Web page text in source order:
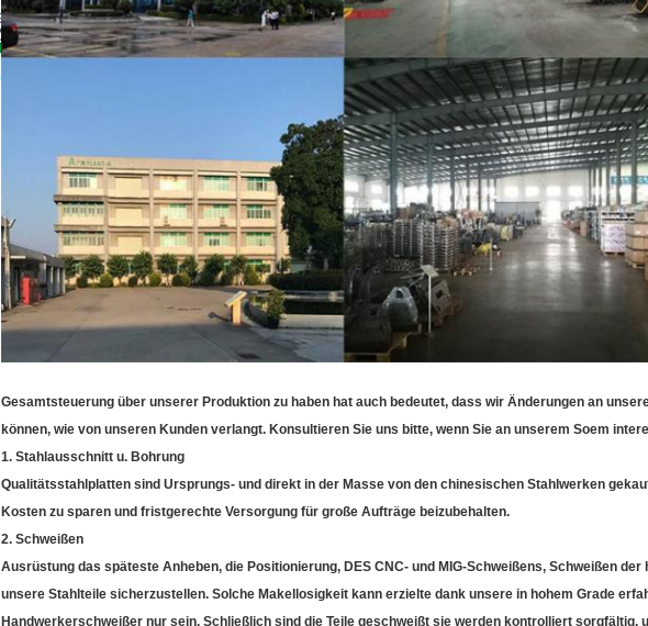
Gesamtsteuerung über unserer Produktion zu haben hat auch bedeutet, dass wir Änderungen an
können, wie von unseren Kunden verlangt. Konsultieren Sie uns bitte, wenn Sie an unserem Soem
1. Stahlausschnitt u. Bohrung
Qualitätsstahlplatten sind Ursprungs- und direkt in der Masse von den chinesischen Stahlwerken
Kosten zu sparen und fristgerechte Versorgung für große Aufträge beizubehalten.
2. Schweißen
Ausrüstung das späteste Anheben, die Positionierung, DES CNC- und MIG-Schweißens, Schweißen der
unsere Stahlteile sicherzustellen. Solche Makellosigkeit kann erzielte dank unsere in hohem Grade
Handwerkerschweißer nur sein. Schließlich sind die Teile geschweißt sie werden kontrolliert sorgfältig,